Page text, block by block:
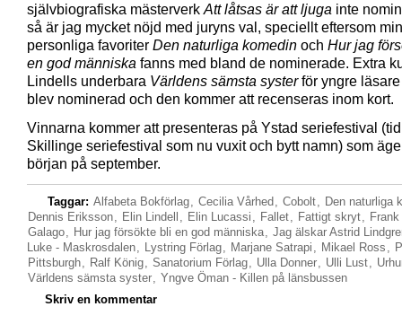
självbiografiska mästerverk Att låtsas är att ljuga inte
så är jag mycket nöjd med juryns val, speciellt eftersom
personliga favoriter Den naturliga komedin och Hur jag
en god människa fanns med bland de nominerade. Extra
Lindells underbara Världens sämsta systerför yngre
blev nominerad och den kommer att recenseras inom kort.
Vinnarna kommer att presenteras på Ystad seriefestival
Skillinge seriefestival som nu vuxit och bytt namn) som
början på september.
Taggar: Alfabeta Bokförlag, Cecilia Vårhed , Cobolt, Den naturliga
Dennis Eriksson, Elin Lindell , Elin Lucassi , Fallet, Fattigt skryt,
Galago, Hur jag försökte bli en god människa, Jag älskar Astrid
Luke - Maskrosdalen, Lystring Förlag, Marjane Satrapi , Mikael Ross ,
Pittsburgh, Ralf König, Sanatorium Förlag, Ulla Donner, Ulli Lust,
Världens sämsta syster, Yngve Öman - Killen på länsbussen
Skriv en kommentar